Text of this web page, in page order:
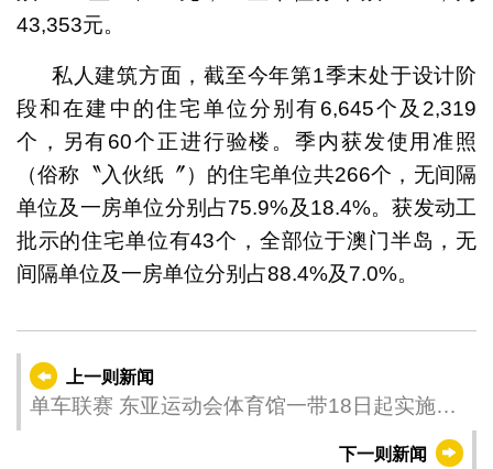
43,353元。
私人建筑方面，截至今年第1季末处于设计阶
段和在建中的住宅单位分别有6,645个及2,319
个，另有60个正进行验楼。季内获发使用准照
（俗称〝入伙纸〞）的住宅单位共266个，无间隔
单位及一房单位分别占75.9%及18.4%。获发动工
批示的住宅单位有43个，全部位于澳门半岛，无
间隔单位及一房单位分别占88.4%及7.0%。
上一则新闻
单车联赛 东亚运动会体育馆一带18日起实施临
下一则新闻